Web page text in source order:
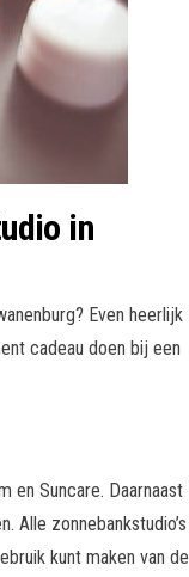
in
Even heerlijk
cadeau doen bij een
en Suncare. Daarnaast
Alle zonnebankstudio’s
kunt maken van de